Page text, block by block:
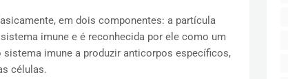
em dois componentes: a partícula
imune e é reconhecida por ele como um
imune a produzir anticorpos específicos,
células.